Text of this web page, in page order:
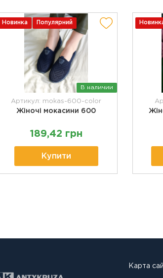
Новинка Популярний
В наличии
Артикул: mokas-600-color
Жіночі мокасини 600
189,42 грн
Купити
Карта